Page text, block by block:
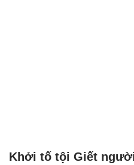
Khởi tố tội Giết